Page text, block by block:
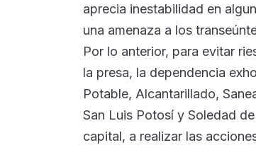
aprecia inestabilidad en
una amenaza a los
Por lo anterior, para evitar
la presa, la dependencia
Potable, Alcantarillado,
San Luis Potosí y Soledad
capital, a realizar las